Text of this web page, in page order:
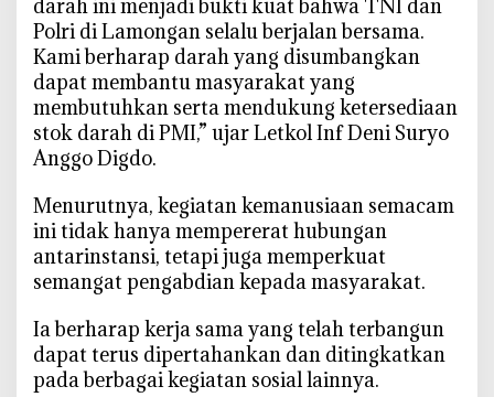
o
n
o
r
D
a
h
u
n
t
k
K
e
darah ini menjadi bukti kuat bahwa TNI dan
Polri di Lamongan selalu berjalan bersama.
Kami berharap darah yang disumbangkan
dapat membantu masyarakat yang
membutuhkan serta mendukung ketersediaan
stok darah di PMI,” ujar Letkol Inf Deni Suryo
Anggo Digdo.
‎Menurutnya, kegiatan kemanusiaan semacam
ini tidak hanya mempererat hubungan
antarinstansi, tetapi juga memperkuat
semangat pengabdian kepada masyarakat.
‎Ia berharap kerja sama yang telah terbangun
dapat terus dipertahankan dan ditingkatkan
pada berbagai kegiatan sosial lainnya.